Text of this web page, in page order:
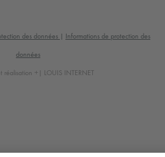
des données Informations de protection des
données
réalisation +| LOUIS INTERNET